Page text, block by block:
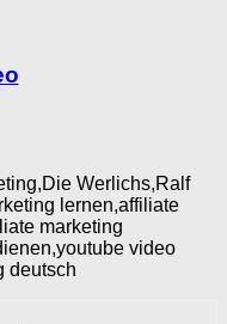
Werlichs,Ralf
lernen,affiliate
marketing
video
deutsch